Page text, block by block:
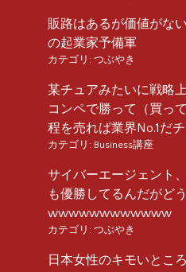
販路はあるが価値がな
の起業家予備軍
カテゴリ: つぶやき
某チュアみたいに戦略
コンペで勝って（買っ
程を売れば業界No.1だチ
カテゴリ: Business講座
サイバーエージェント
も優勝してるんだがど
wwwwwwwwwwww
カテゴリ: つぶやき
日本女性のキモいとこ